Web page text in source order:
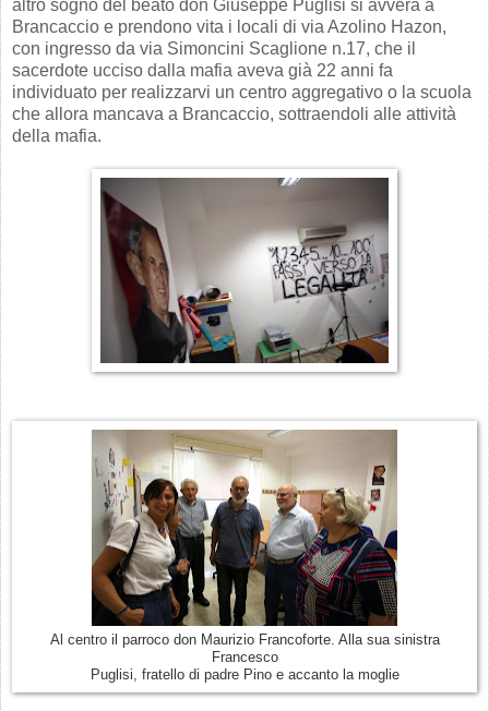
altro sogno del beato don Giuseppe Puglisi si avvera a
Brancaccio e prendono vita i locali di via Azolino Hazon,
con ingresso da via Simoncini Scaglione n.17, che il
sacerdote ucciso dalla mafia aveva già 22 anni fa
individuato per realizzarvi un centro aggregativo o la scuola
che allora mancava a Brancaccio, sottraendoli alle attività
della mafia.
Al centro il parroco don Maurizio Francoforte. Alla sua sinistra
Francesco
Puglisi, fratello di padre Pino e accanto la moglie